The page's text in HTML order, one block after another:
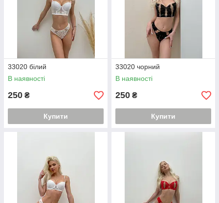
33020 білий
В наявності
250 ₴
Купити
33020 чорний
В наявності
250 ₴
Купити